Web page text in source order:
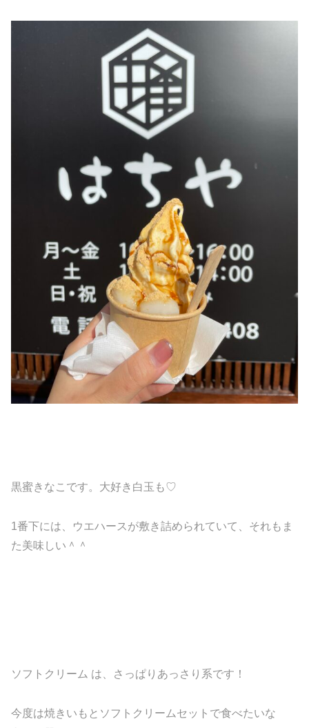
黒蜜きなこです。大好き白玉も♡
1番下には、ウエハースが敷き詰められていて、それもま
た美味しい＾＾
ソフトクリーム は、さっぱりあっさり系です！
今度は焼きいもとソフトクリームセットで食べたいな